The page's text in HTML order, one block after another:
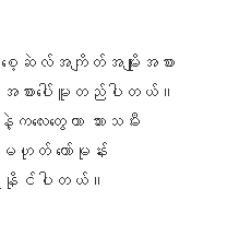
ဟုတ် သားအိမ်
ားအိမ်ဆီသို့
ည်လျားသေးသွယ်
နှံ့သွားတယ်။
ာဟာ ဆီးအိမ်၊ စအို
ဆုံအတွင်းက တခြားတစ်
တယ်။
ေ့ဆဲလ်အကျိတ်အမျိုးအစား
းပေါ်မူတည်ပါတယ်။
လေးတွေဟာ သားသမီး
ဟုတ် ဟော်မုန်း
ရှိနိုင်ပါတယ်။